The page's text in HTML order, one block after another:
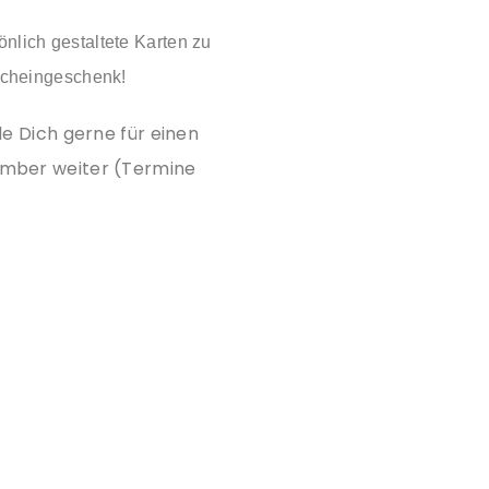
gestaltete Karten zu
Dich gerne für einen
weiter (Termine